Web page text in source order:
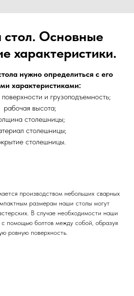
Основные
характеристики.
нужно определиться с его
характеристиками:
и грузоподъемность;
рабочая высота;
столешницы;
столешницы;
столешницы.
производством небольших сварных
размерам наши столы могут
В случае необходимости наши
помощью болтов между собой, образуя
ровную поверхность.